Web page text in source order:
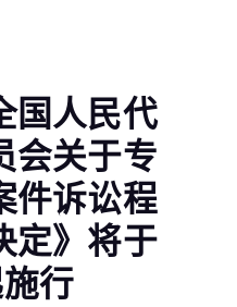
国人民代
会关于专
件诉讼程
定》将于
施行